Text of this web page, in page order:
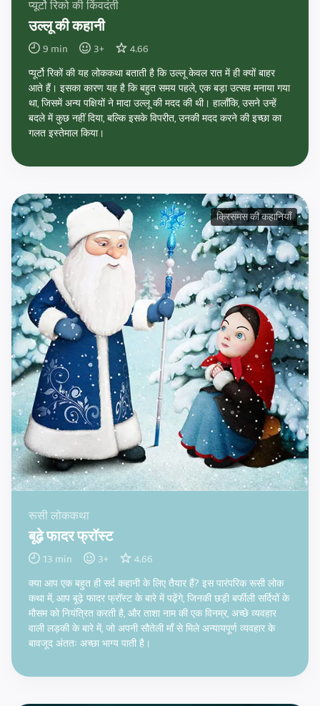
प्यूर्टो रिको की किंवदंती
उल्लू की कहानी
9 min 3+ 4.66
प्यूर्टो रिकों की यह लोककथा बताती है कि उल्लू केवल रात में ही क्यों बाहर
आते हैं। इसका कारण यह है कि बहुत समय पहले, एक बड़ा उत्सव मनाया गया
था, जिसमें अन्य पक्षियों ने मादा उल्लू की मदद की थी। हालाँकि, उसने उन्हें
बदले में कुछ नहीं दिया, बल्कि इसके विपरीत, उनकी मदद करने की इच्छा का
गलत इस्तेमाल किया।
क्रिसमस की कहानियाँ
रूसी लोककथा
बूढ़े फादर फ्रॉस्ट
13 min 3+ 4.66
क्या आप एक बहुत ही सर्द कहानी के लिए तैयार हैं? इस पारंपरिक रूसी लोक
कथा में, आप बूढ़े फादर फ्रॉस्ट के बारे में पढ़ेंगे, जिनकी छड़ी बर्फीली सर्दियों के
मौसम को नियंत्रित करती है, और ताशा नाम की एक विनम्र, अच्छे व्यवहार
वाली लड़की के बारे में, जो अपनी सौतेली माँ से मिले अन्यायपूर्ण व्यवहार के
बावजूद अंततः अच्छा भाग्य पाती है।